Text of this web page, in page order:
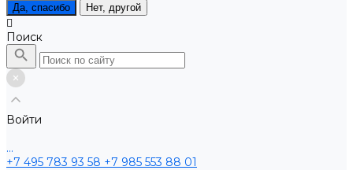
Да, спасибо Нет, другой
Поиск
Войти
...
+7 495 783 93 58 +7 985 553 88 01